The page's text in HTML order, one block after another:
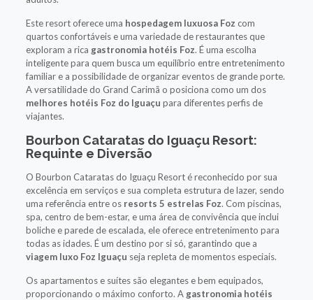
Este resort oferece uma hospedagem luxuosa Foz com
quartos confortáveis e uma variedade de restaurantes que
exploram a rica gastronomia hotéis Foz. É uma escolha
inteligente para quem busca um equilíbrio entre entretenimento
familiar e a possibilidade de organizar eventos de grande porte.
A versatilidade do Grand Carimã o posiciona como um dos
melhores hotéis Foz do Iguaçu para diferentes perfis de
viajantes.
Bourbon Cataratas do Iguaçu Resort:
Requinte e Diversão
O Bourbon Cataratas do Iguaçu Resort é reconhecido por sua
excelência em serviços e sua completa estrutura de lazer, sendo
uma referência entre os resorts 5 estrelas Foz. Com piscinas,
spa, centro de bem-estar, e uma área de convivência que inclui
boliche e parede de escalada, ele oferece entretenimento para
todas as idades. É um destino por si só, garantindo que a
viagem luxo Foz Iguaçu seja repleta de momentos especiais.
Os apartamentos e suítes são elegantes e bem equipados,
proporcionando o máximo conforto. A gastronomia hotéis